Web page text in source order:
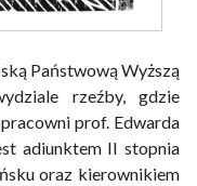
Państwową Wyższą
rzeźby, gdzie
prof. Edwarda
adiunktem II stopnia
oraz kierownikiem